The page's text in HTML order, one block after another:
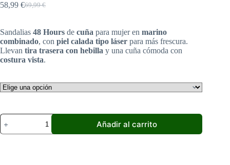
69,99€
El
original
era:
69,99 €.
58,99 €El
actual
es:
58,99 €.
Sandalias 48 Hours de cuña para mujer en marino
combinado, con piel calada tipo láser para más frescura.
Llevan tira trasera con hebilla y una cuña cómoda con
costura vista.
Sandalias
de
cuña
Añadir al carrito